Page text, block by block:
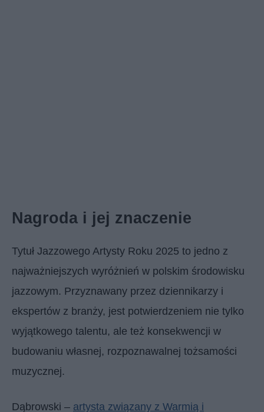
Nagroda i jej znaczenie
Tytuł Jazzowego Artysty Roku 2025 to jedno z
najważniejszych wyróżnień w polskim środowisku
jazzowym. Przyznawany przez dziennikarzy i
ekspertów z branży, jest potwierdzeniem nie tylko
wyjątkowego talentu, ale też konsekwencji w
budowaniu własnej, rozpoznawalnej tożsamości
muzycznej.
Dąbrowski – artysta związany z Warmią i